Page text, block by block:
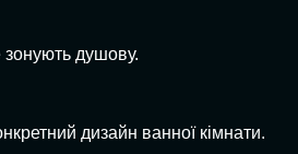
зонують душову.
дизайн ванної кімнати.